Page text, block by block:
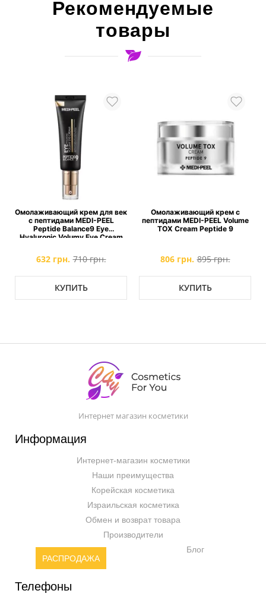
Рекомендуемые
товары
Омолаживающий крем для век
с пептидами MEDI-PEEL
Peptide Balance9 Eye
Hyaluronic Volumy Eye Cream
632 грн. 710 грн.
КУПИТЬ
Омолаживающий крем с
пептидами MEDI-PEEL Volume
TOX Cream Peptide 9
806 грн. 895 грн.
КУПИТЬ
Интернет магазин косметики
Информация
Интернет-магазин косметики
Наши преимущества
Корейская косметика
Израильская косметика
Обмен и возврат товара
Производители
РАСПРОДАЖА
Блог
Телефоны